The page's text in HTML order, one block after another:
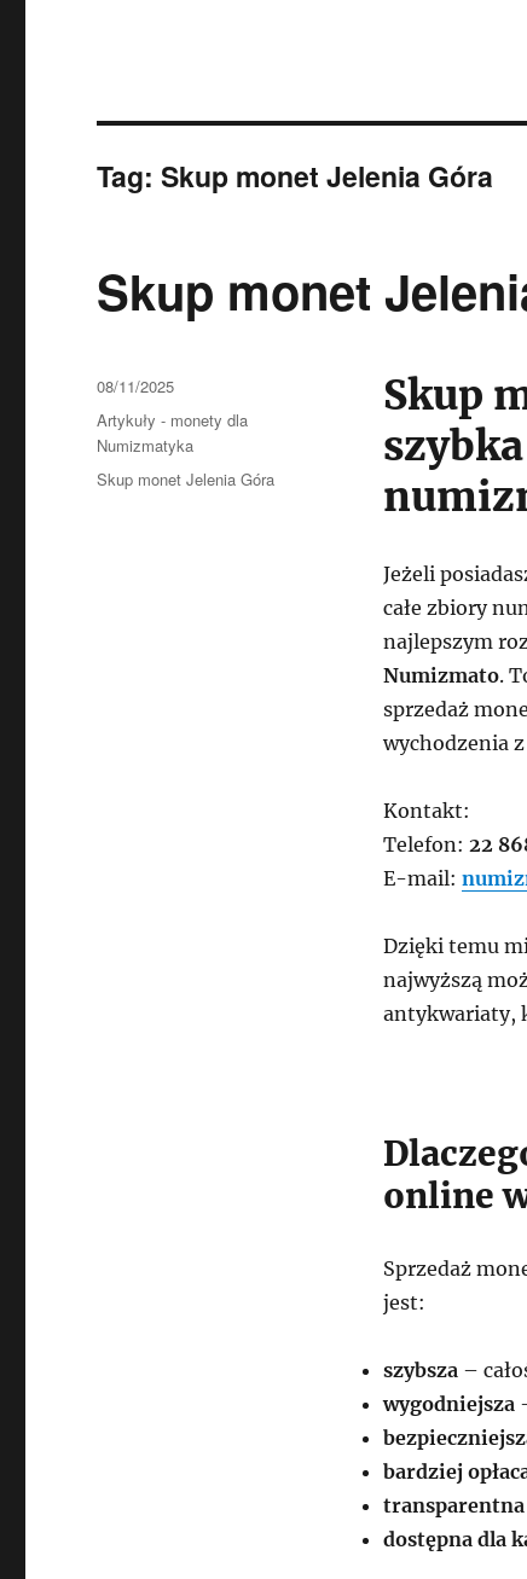
Tag:Skup monet Jelenia Góra
Skup monet
Skup
Jeżeli
całe zbiory
najlepszym
Numizmato.
sprzedaż
wychodzenia
Kontakt:
Telefon: 22
E-mail:
Dzięki temu
najwyższą
antykwariaty,
online
Sprzedaż
jest:
szybsza–
wygodniejsza
bardziej
transparentna
dostępna dla
Data
publikacji
08/11/2025
Kategorie
Artykuły - monety dla
Numizmatyka
Tagi
Skup monet Jelenia Góra